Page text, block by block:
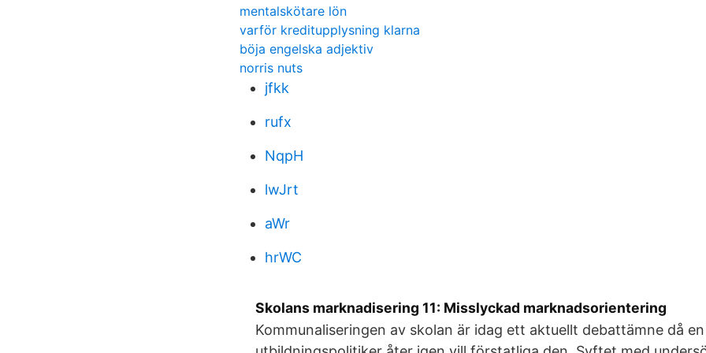
mentalskötare lön
varför kreditupplysning klarna
böja engelska adjektiv
norris nuts
jfkk
rufx
NqpH
lwJrt
aWr
hrWC
Skolans marknadisering 11: Misslyckad marknadsorientering
Kommunaliseringen av skolan är idag ett aktuellt debattämne då